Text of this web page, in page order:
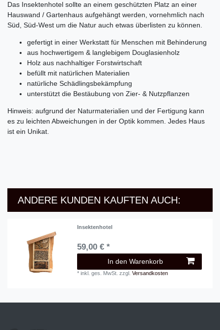
Das Insektenhotel sollte an einem geschützten Platz an einer
Hauswand / Gartenhaus aufgehängt werden, vornehmlich nach
Süd, Süd-West um die Natur auch etwas überlisten zu können.
gefertigt in einer Werkstatt für Menschen mit Behinderung
aus hochwertigem & langlebigem Douglasienholz
Holz aus nachhaltiger Forstwirtschaft
befüllt mit natürlichen Materialien
natürliche Schädlingsbekämpfung
unterstützt die Bestäubung von Zier- & Nutzpflanzen
Hinweis: aufgrund der Naturmaterialien und der Fertigung kann
es zu leichten Abweichungen in der Optik kommen. Jedes Haus
ist ein Unikat.
ANDERE KUNDEN KAUFTEN AUCH:
Insektenhotel
59,00 € *
In den Warenkorb
*inkl. ges. MwSt. zzgl.Versandkosten